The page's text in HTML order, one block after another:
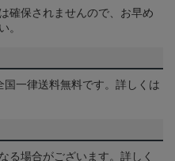
確保されませんので、お早め
。
一律送料無料です。詳しくは
る場合がございます。詳しく